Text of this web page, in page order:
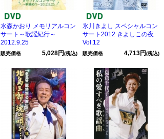
水森かおり メモリアルコン
サート～歌謡紀行～
2012.9.25
販売価格 5,028円(税込)
氷川きよし スペシャルコン
サート2012 きよしこの夜
Vol.12
販売価格 4,713円(税込)